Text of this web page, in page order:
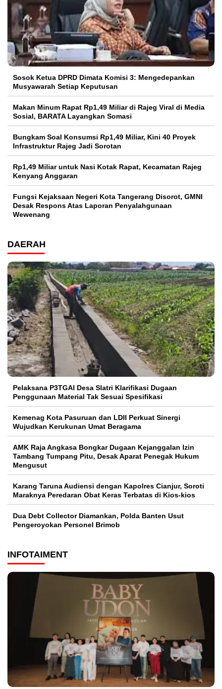
Sosok Ketua DPRD Dimata Komisi 3: Mengedepankan
Musyawarah Setiap Keputusan
Makan Minum Rapat Rp1,49 Miliar di Rajeg Viral di Media
Sosial, BARATA Layangkan Somasi
Bungkam Soal Konsumsi Rp1,49 Miliar, Kini 40 Proyek
Infrastruktur Rajeg Jadi Sorotan
Rp1,49 Miliar untuk Nasi Kotak Rapat, Kecamatan Rajeg
Kenyang Anggaran
Fungsi Kejaksaan Negeri Kota Tangerang Disorot, GMNI
Desak Respons Atas Laporan Penyalahgunaan
Wewenang
DAERAH
Pelaksana P3TGAI Desa Slatri Klarifikasi Dugaan
Penggunaan Material Tak Sesuai Spesifikasi
Kemenag Kota Pasuruan dan LDII Perkuat Sinergi
Wujudkan Kerukunan Umat Beragama
AMK Raja Angkasa Bongkar Dugaan Kejanggalan Izin
Tambang Tumpang Pitu, Desak Aparat Penegak Hukum
Mengusut
Karang Taruna Audiensi dengan Kapolres Cianjur, Soroti
Maraknya Peredaran Obat Keras Terbatas di Kios-kios
Dua Debt Collector Diamankan, Polda Banten Usut
Pengeroyokan Personel Brimob
INFOTAIMENT